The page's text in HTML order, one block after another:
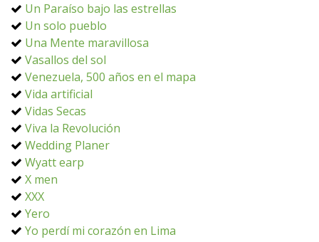
Un Paraíso bajo las estrellas
Un solo pueblo
Una Mente maravillosa
Vasallos del sol
Venezuela, 500 años en el mapa
Vida artificial
Vidas Secas
Viva la Revolución
Wedding Planer
Wyatt earp
X men
XXX
Yero
Yo perdí mi corazón en Lima